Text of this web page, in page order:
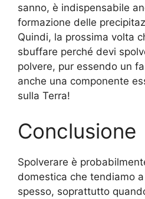
sanno, è indispensabile
formazione delle
Quindi, la prossima volta
sbuffare perché devi
polvere, pur essendo un
anche una componente
sulla Terra!
Conclusione
Spolverare è
domestica che tendiamo
spesso, soprattutto